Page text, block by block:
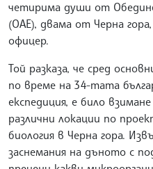
четирима души от
(ОАЕ), двама от Черна
офицер.
Той разказа, че сред
по време на 34-тата
експедиция, е било
различни локации по
биология в Черна гора.
заснемания на дъното с